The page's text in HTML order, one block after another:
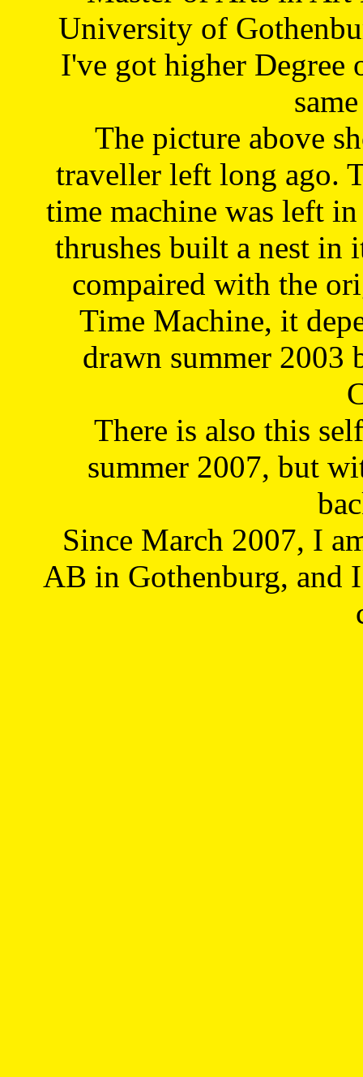
University of
I've got higher Degree
The picture above
traveller left long ago.
time machine was left
thrushes built a nest in
compaired with the
Time Machine, it
drawn summer 2003
There is also this
summer 2007, but
Since March 2007, I
AB in Gothenburg, and